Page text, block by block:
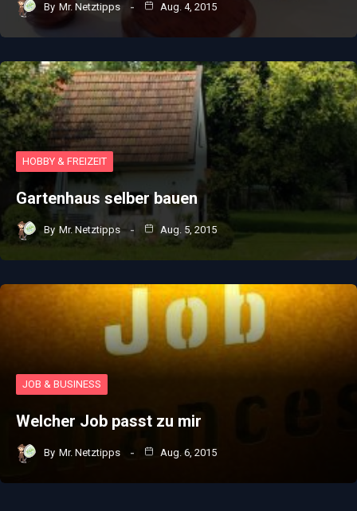
By Mr. Netztipps Aug. 4, 2015
HOBBY & FREIZEIT
Gartenhaus selber bauen
By Mr. Netztipps Aug. 5, 2015
JOB & BUSINESS
Welcher Job passt zu mir
By Mr. Netztipps Aug. 6, 2015